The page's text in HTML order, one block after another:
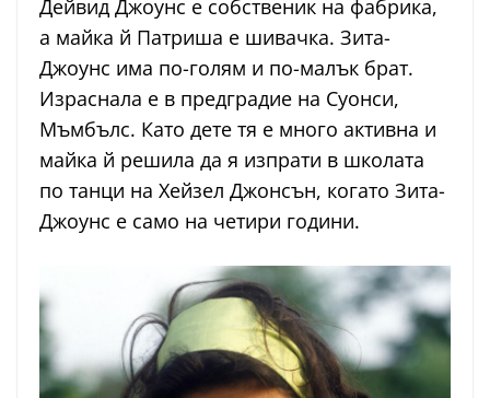
Дейвид Джоунс е собственик на фабрика,
а майка й Патриша е шивачка. Зита-
Джоунс има по-голям и по-малък брат.
Израснала е в предградие на Суонси,
Мъмбълс. Като дете тя е много активна и
майка й решила да я изпрати в школата
по танци на Хейзел Джонсън, когато Зита-
Джоунс е само на четири години.